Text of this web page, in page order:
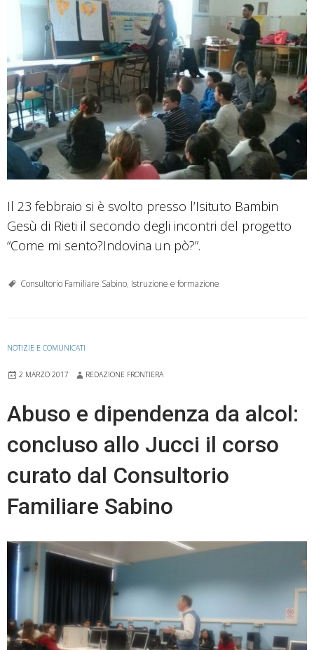
Il 23 febbraio si è svolto presso l’Isituto Bambin
Gesù di Rieti il secondo degli incontri del progetto
“Come mi sento?Indovina un pò?”.
Consultorio Familiare Sabino, Istruzione e formazione
NOTIZIE E COMUNICATI
2 MARZO 2017 REDAZIONE FRONTIERA
Abuso e dipendenza da alcol:
concluso allo Jucci il corso
curato dal Consultorio
Familiare Sabino